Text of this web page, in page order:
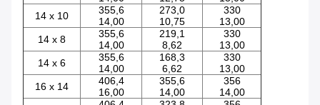
14 x 10
355,6
14,00
273,0
10,75
330
13,00
14 x 8
355,6
14,00
219,1
8,62
330
13,00
14 x 6
355,6
14,00
168,3
6,62
330
13,00
16 x 14
406,4
16,00
355,6
14,00
356
14,00